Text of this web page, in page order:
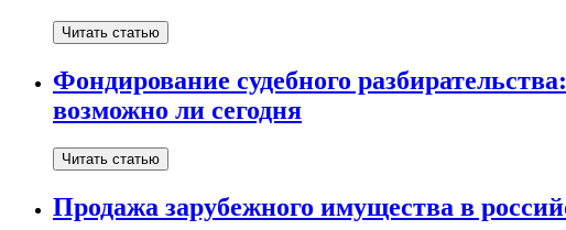
Читать статью
Фондирование судебного разбирательства:
возможно ли сегодня
Читать статью
Продажа зарубежного имущества в